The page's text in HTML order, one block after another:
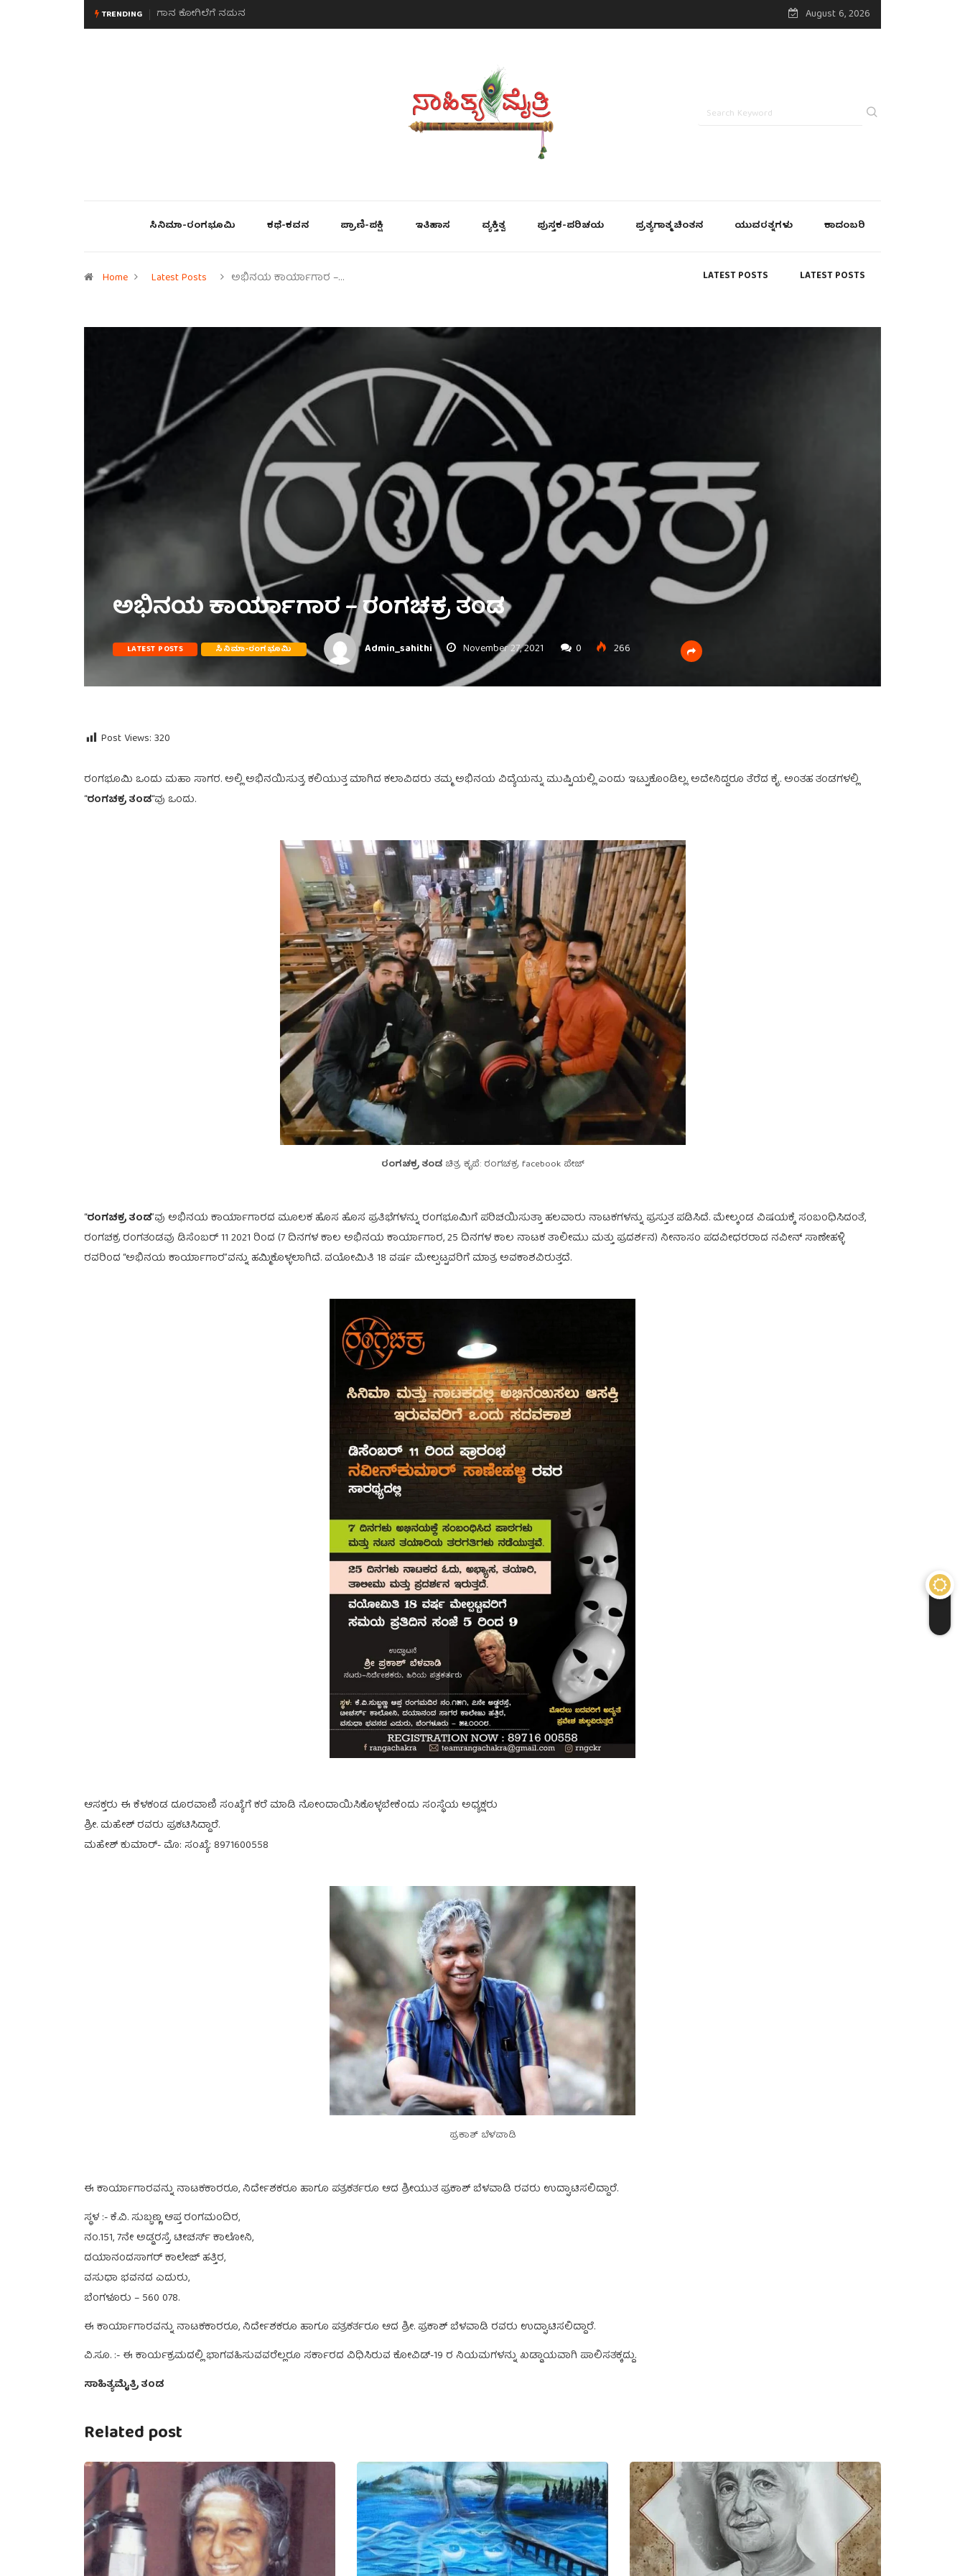
TRENDING ಮನಸಿನ ಸವಿಭಾವ August 6, 2026
ಸಿನಿಮಾ-ರಂಗಭೂಮಿ ಕಥೆ-ಕವನ ಪ್ರಾಣಿ-ಪಕ್ಷಿ ಇತಿಹಾಸ ವ್ಯಕ್ತಿತ್ವ ಪುಸ್ತಕ-ಪರಿಚಯ ಪ್ರತ್ಯಗಾತ್ಮ ಚಿಂತನ ಯುವರತ್ನಗಳು ಕಾದಂಬರಿ
LATEST POSTS LATEST POSTS
Home Latest Posts ಅಭಿನಯ ಕಾರ್ಯಾಗಾರ –…
ಅಭಿನಯ ಕಾರ್ಯಾಗಾರ – ರಂಗಚಕ್ರ ತಂಡ
LATEST POSTS ಸಿನಿಮಾ-ರಂಗಭೂಮಿ Admin_sahithi November 27, 2021 0 266
Post Views: 320
ರಂಗಭೂಮಿ ಒಂದು ಮಹಾ ಸಾಗರ. ಅಲ್ಲಿ ಅಭಿನಯಿಸುತ್ತ, ಕಲಿಯುತ್ತ ಮಾಗಿದ ಕಲಾವಿದರು ತಮ್ಮ ಅಭಿನಯ ವಿದ್ಯೆಯನ್ನು ಮುಷ್ಟಿಯಲ್ಲಿ ಎಂದು ಇಟ್ಟುಕೊಂಡಿಲ್ಲ. ಅದೇನಿದ್ದರೂ ತೆರೆದ ಕೈ. ಅಂತಹ ತಂಡಗಳಲ್ಲಿ
“ರಂಗಚಕ್ರ ತಂಡ“ವು ಒಂದು.
ರಂಗಚಕ್ರ ತಂಡಚಿತ್ರ ಕೃಪೆ: ರಂಗಚಕ್ರ facebook ಪೇಜ್
“ರಂಗಚಕ್ರ ತಂಡ”ವು ಅಭಿನಯ ಕಾರ್ಯಾಗಾರದ ಮೂಲಕ ಹೊಸ ಹೊಸ ಪ್ರತಿಭೆಗಳನ್ನು ರಂಗಭೂಮಿಗೆ ಪರಿಚಯಿಸುತ್ತಾ ಹಲವಾರು ನಾಟಕಗಳನ್ನು ಪ್ರಸ್ತುತ ಪಡಿಸಿದೆ. ಮೇಲ್ಕಂಡ ವಿಷಯಕ್ಕೆ ಸಂಬಂಧಿಸಿದಂತೆ,
ರಂಗಚಕ್ರ ರಂಗತಂಡವು ಡಿಸೆಂಬರ್ 11 2021 ರಿಂದ (7 ದಿನಗಳ ಕಾಲ ಅಭಿನಯ ಕಾರ್ಯಾಗಾರ, 25 ದಿನಗಳ ಕಾಲ ನಾಟಕ ತಾಲೀಮು ಮತ್ತು ಪ್ರದರ್ಶನ) ನೀನಾಸಂ ಪದವೀಧರರಾದ ನವೀನ್ ಸಾಣೇಹಳ್ಳಿ
ರವರಿಂದ “ಅಭಿನಯ ಕಾರ್ಯಾಗಾರ”ವನ್ನು ಹಮ್ಮಿಕೊಳ್ಳಲಾಗಿದೆ. ವಯೋಮಿತಿ 18 ವರ್ಷ ಮೇಲ್ಪಟ್ಟವರಿಗೆ ಮಾತ್ರ ಅವಕಾಶವಿರುತ್ತದೆ.
ಆಸಕ್ತರು ಈ ಕೆಳಕಂಡ ದೂರವಾಣಿ ಸಂಖ್ಯೆಗೆ ಕರೆ ಮಾಡಿ ನೋಂದಾಯಿಸಿಕೊಳ್ಳಬೇಕೆಂದು ಸಂಸ್ಥೆಯ ಅಧ್ಯಕ್ಷರು
ಶ್ರೀ. ಮಹೇಶ್ ರವರು ಪ್ರಕಟಿಸಿದ್ದಾರೆ.
ಮಹೇಶ್ ಕುಮಾರ್- ಮೊ: ಸಂಖ್ಯೆ: 8971600558
ಪ್ರಕಾಶ್ ಬೆಳವಾಡಿ
ಈ ಕಾರ್ಯಾಗಾರವನ್ನು ನಾಟಕಕಾರರೂ, ನಿರ್ದೇಶಕರೂ ಹಾಗೂ ಪತ್ರಕರ್ತರೂ ಆದ ಶ್ರೀಯುತ ಪ್ರಕಾಶ್ ಬೆಳವಾಡಿ ರವರು ಉದ್ಘಾಟಿಸಲಿದ್ದಾರೆ.
ಸ್ಥಳ :- ಕೆ.ವಿ. ಸುಬ್ಬಣ್ಣ ಆಪ್ತ ರಂಗಮಂದಿರ,
ನಂ.151, 7ನೇ ಅಡ್ಡರಸ್ತೆ, ಟೀಚರ್ಸ್ ಕಾಲೋನಿ,
ದಯಾನಂದಸಾಗರ್ ಕಾಲೇಜ್ ಹತ್ತಿರ,
ವಸುಧಾ ಭವನದ ಎದುರು,
ಬೆಂಗಳೂರು – 560 078.
ಈ ಕಾರ್ಯಾಗಾರವನ್ನು ನಾಟಕಕಾರರೂ, ನಿರ್ದೇಶಕರೂ ಹಾಗೂ ಪತ್ರಕರ್ತರೂ ಆದ ಶ್ರೀ. ಪ್ರಕಾಶ್ ಬೆಳವಾಡಿ ರವರು ಉದ್ಘಾಟಿಸಲಿದ್ದಾರೆ.
ವಿ.ಸೂ. :- ಈ ಕಾರ್ಯಕ್ರಮದಲ್ಲಿ ಭಾಗವಹಿಸುವವರೆಲ್ಲರೂ ಸರ್ಕಾರದ ವಿಧಿಸಿರುವ ಕೋವಿಡ್-19 ರ ನಿಯಮಗಳನ್ನು ಖಡ್ಡಾಯವಾಗಿ ಪಾಲಿಸತಕ್ಕದ್ದು.
ಸಾಹಿತ್ಯಮೈತ್ರಿ ತಂಡ
Related post